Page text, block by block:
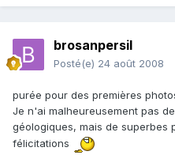
brosanpersil
Posté(e) 24 août 2008
purée pour des premières
Je n'ai malheureusement pas
géologiques, mais de superbes
félicitations